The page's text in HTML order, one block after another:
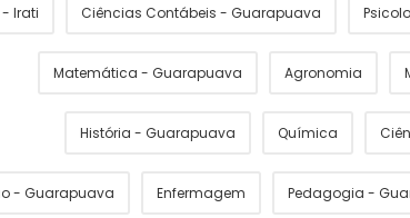
Irati Ciências Contábeis - Guarapuava
Matemática - Guarapuava Agronomia
História - Guarapuava Química
- Guarapuava Enfermagem Pedagogia -